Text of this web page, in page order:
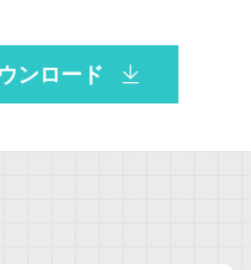
ンロード